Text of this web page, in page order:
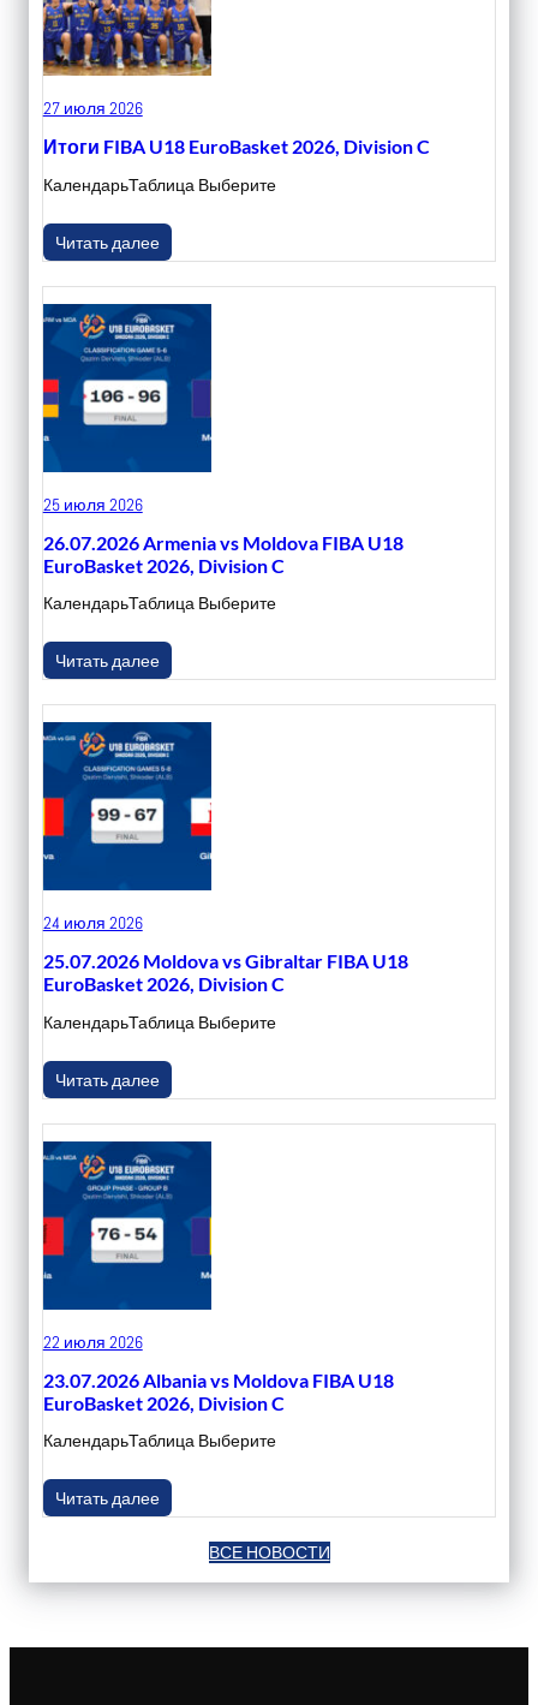
27 июля 2026
Итоги FIBA U18 EuroBasket 2026, Division C
КалендарьТаблица Выберите
Читать далее
25 июля 2026
26.07.2026 Armenia vs Moldova FIBA U18
EuroBasket 2026, Division C
КалендарьТаблица Выберите
Читать далее
24 июля 2026
25.07.2026 Moldova vs Gibraltar FIBA U18
EuroBasket 2026, Division C
КалендарьТаблица Выберите
Читать далее
22 июля 2026
23.07.2026 Albania vs Moldova FIBA U18
EuroBasket 2026, Division C
КалендарьТаблица Выберите
Читать далее
ВСЕ НОВОСТИ